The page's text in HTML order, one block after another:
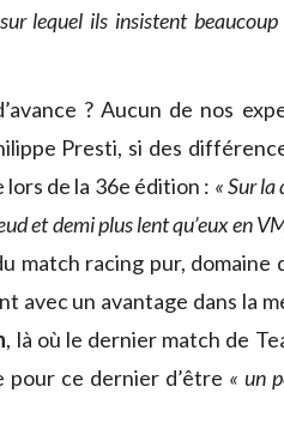
lequel ils insistent beaucoup
? Aucun de nos
Presti, si des
de la 36e édition : « Sur la
et demi plus lent qu’eux en
match racing pur, domaine
avec un avantage dans la
, là où le dernier match de
pour ce dernier d’être « un